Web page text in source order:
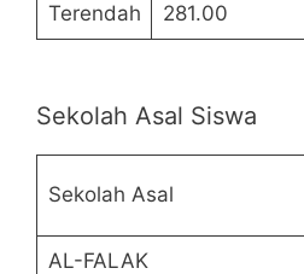
Terendah 281.00
Sekolah Asal Siswa
Sekolah Asal
AL-FALAK